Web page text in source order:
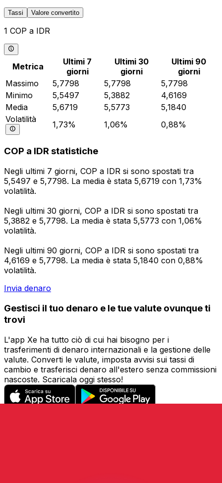
Tassi Valore convertito
1 COP a IDR
Metrica
Ultimi 7
giorni
Ultimi 30
giorni
Ultimi 90
giorni
Massimo
5,7798 5,7798
5,7798
Minimo
5,5497 5,3882
4,6169
Media
5,6719 5,5773
5,1840
Volatilità
1,73% 1,06% 0,88%
COP a IDR statistiche
Negli ultimi 7 giorni, COP a IDR si sono spostati tra
5,5497 e 5,7798. La media è stata 5,6719 con 1,73%
volatilità.
Negli ultimi 30 giorni, COP a IDR si sono spostati tra
5,3882 e 5,7798. La media è stata 5,5773 con 1,06%
volatilità.
Negli ultimi 90 giorni, COP a IDR si sono spostati tra
4,6169 e 5,7798. La media è stata 5,1840 con 0,88%
volatilità.
Invia denaro
Gestisci il tuo denaro e le tue valute ovunque ti
trovi
L'app Xe ha tutto ciò di cui hai bisogno per i
trasferimenti di denaro internazionali e la gestione delle
valute. Converti le valute, imposta avvisi sui tassi di
cambio e trasferisci denaro all'estero senza commissioni
nascoste. Scaricala oggi stesso!